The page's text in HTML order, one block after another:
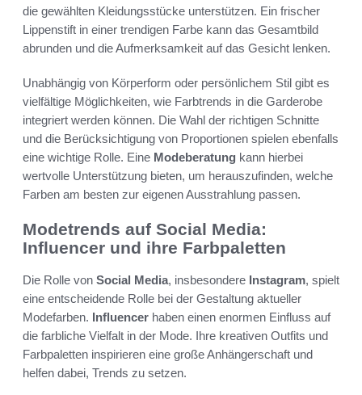
die gewählten Kleidungsstücke unterstützen. Ein frischer
Lippenstift in einer trendigen Farbe kann das Gesamtbild
abrunden und die Aufmerksamkeit auf das Gesicht lenken.
Unabhängig von Körperform oder persönlichem Stil gibt es
vielfältige Möglichkeiten, wie Farbtrends in die Garderobe
integriert werden können. Die Wahl der richtigen Schnitte
und die Berücksichtigung von Proportionen spielen ebenfalls
eine wichtige Rolle. Eine Modeberatung kann hierbei
wertvolle Unterstützung bieten, um herauszufinden, welche
Farben am besten zur eigenen Ausstrahlung passen.
Modetrends auf Social Media:
Influencer und ihre Farbpaletten
Die Rolle von Social Media, insbesondere Instagram, spielt
eine entscheidende Rolle bei der Gestaltung aktueller
Modefarben. Influencer haben einen enormen Einfluss auf
die farbliche Vielfalt in der Mode. Ihre kreativen Outfits und
Farbpaletten inspirieren eine große Anhängerschaft und
helfen dabei, Trends zu setzen.